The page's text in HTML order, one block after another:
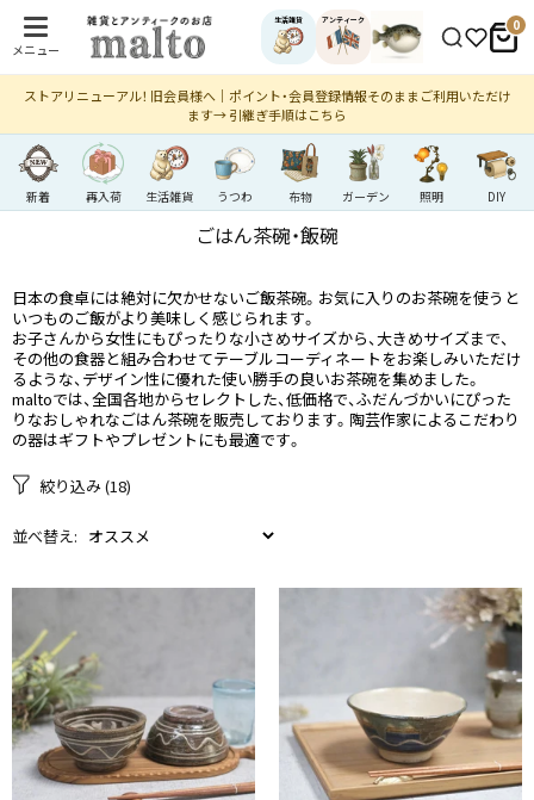
メニュー
生活雑貨 アンティーク 0
ストアリニューアル！ 旧会員様へ｜ポイント・会員登録情報そのままご利用いただけ
ます→ 引継ぎ手順はこちら
新着 再入荷 生活雑貨 うつわ 布物 ガーデン 照明 DIY
ごはん茶碗・飯碗
日本の食卓には絶対に欠かせないご飯茶碗。お気に入りのお茶碗を使うと
いつものご飯がより美味しく感じられます。
お子さんから女性にもぴったりな小さめサイズから、大きめサイズまで、
その他の食器と組み合わせてテーブルコーディネートをお楽しみいただけ
るような、デザイン性に優れた使い勝手の良いお茶碗を集めました。
maltoでは、全国各地からセレクトした、低価格で、ふだんづかいにぴった
りなおしゃれなごはん茶碗を販売しております。陶芸作家によるこだわり
の器はギフトやプレゼントにも最適です。
絞り込み(18)
並べ替え: